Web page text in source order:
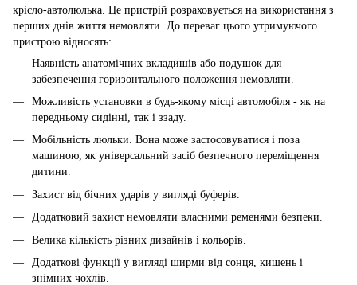
крісло-автолюлька. Це пристрій розраховується на використання з
перших днів життя немовляти. До переваг цього утримуючого
пристрою відносять:
Наявність анатомічних вкладишів або подушок для
забезпечення горизонтального положення немовляти.
Можливість установки в будь-якому місці автомобіля - як на
передньому сидінні, так і ззаду.
Мобільність люльки. Вона може застосовуватися і поза
машиною, як універсальний засіб безпечного переміщення
дитини.
Захист від бічних ударів у вигляді буферів.
Додатковий захист немовляти власними ременями безпеки.
Велика кількість різних дизайнів і кольорів.
Додаткові функції у вигляді ширми від сонця, кишень і
знімних чохлів.